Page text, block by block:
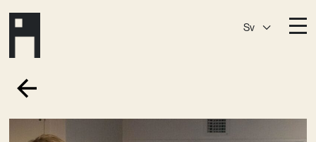
Sv
A House
A HouseSlaktis